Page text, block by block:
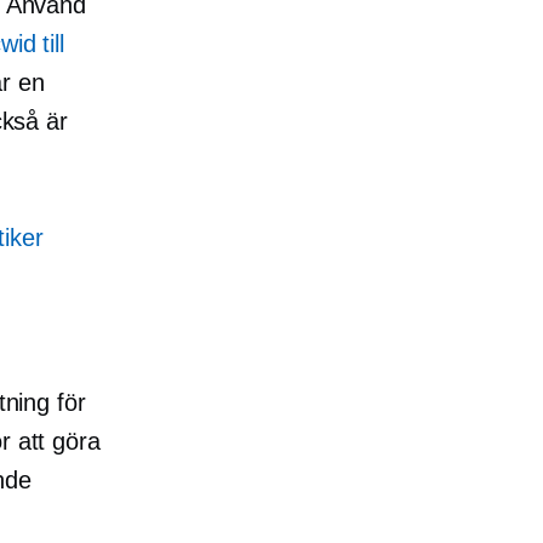
till
en
är
för
att göra